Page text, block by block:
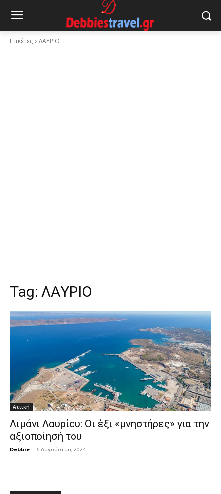
Ετικέτες ΛΑΥΡΙΟ
Tag: ΛΑΥΡΙΟ
Αττική
Λιμάνι Λαυρίου: Οι έξι «μνηστήρες» για την
αξιοποίησή του
Debbie - 6 Αυγούστου, 2024